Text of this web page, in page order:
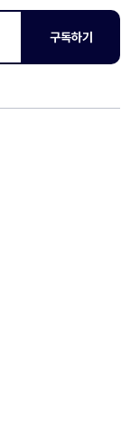
구독하기